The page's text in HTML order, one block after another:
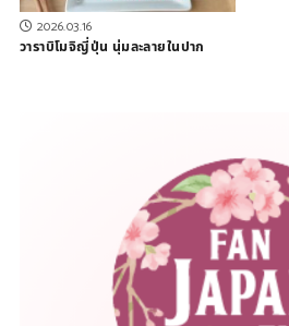
2026.03.16
วาราบิโมจิญี่ปุ่น นุ่มละลายในปาก